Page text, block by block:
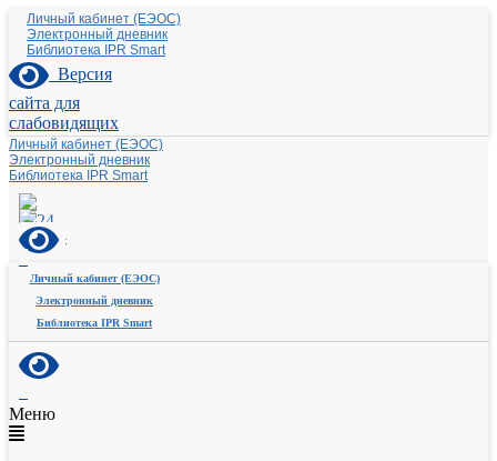
Личный кабинет (ЕЭОС)
Электронный дневник
Библиотека IPR Smart
Версия
сайта для
слабовидящих
Личный кабинет (ЕЭОС)
Электронный дневник
Библиотека IPR Smart
Личный кабинет (ЕЭОС)
Электронный дневник
Библиотека IPR Smart
Меню